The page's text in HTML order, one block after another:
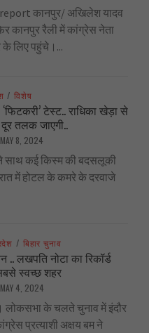
कानपुर/ अखिलेश यादव
कानपुर रैली में कांग्रेस नेता
के लिए पहुंचे।...
/ विशेष
टेस्ट.. राधिका खेड़ा से
तलक जाएगी..
MAY 8, 2024
साथ कई किस्म की बदसलूकी
में होटल के कमरे के दरवाजे
/ बिहार चुनाव
.. लखपति नोटा का रिकॉर्ड
स्वच्छ शहर
MAY 4, 2024
लोकसभा के चलते चुनाव में इंदौर
प्रत्याशी अक्षय बम ने